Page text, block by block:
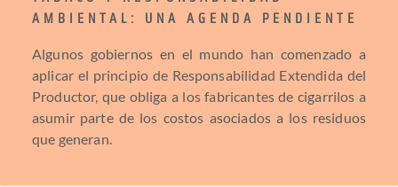
AMBIENTAL: UNA AGENDA PENDIENTE
Algunos gobiernos en el mundo han comenzado a
aplicar el principio de Responsabilidad Extendida del
Productor, que obliga a los fabricantes de cigarrilos a
asumir parte de los costos asociados a los residuos
que generan.